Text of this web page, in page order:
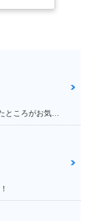
満足ポイント:安心感に満足！昔っぽくカスタムしたところがお気に入り！ ※今回のイベントでの撮影は、積載車等で移動をしており、 公道の走行はしておりません。